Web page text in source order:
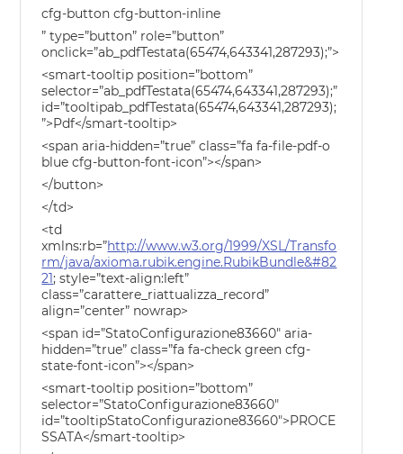
cfg-button cfg-button-inline
” type=”button” role=”button”
onclick=”ab_pdfTestata(65474,643341,287293);”>
<smart-tooltip position=”bottom”
selector=”ab_pdfTestata(65474,643341,287293);”
id=”tooltipab_pdfTestata(65474,643341,287293);
”>Pdf</smart-tooltip>
<span aria-hidden=”true” class=”fa fa-file-pdf-o
blue cfg-button-font-icon”></span>
</button>
</td>
<td
xmlns:rb=”http://www.w3.org/1999/XSL/Transfo
rm/java/axioma.rubik.engine.RubikBundle&#82
21; style=”text-align:left”
class=”carattere_riattualizza_record”
align=”center” nowrap>
<span id=”StatoConfigurazione83660″ aria-
hidden=”true” class=”fa fa-check green cfg-
state-font-icon”></span>
<smart-tooltip position=”bottom”
selector=”StatoConfigurazione83660″
id=”tooltipStatoConfigurazione83660″>PROCE
SSATA</smart-tooltip>